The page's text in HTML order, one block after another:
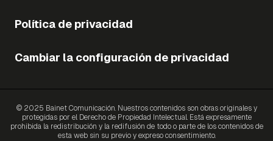
Política de privacidad
Cambiar la configuración de privacidad
© 2025 Bainet Comunicación. Nuestros contenidos son obras originales y
protegidas por el Derecho de Propiedad Intelectual. Está expresamente
prohibida la redistribución y la redifusión de todo o parte de los contenidos de
esta web sin su previo y expreso consentimiento.